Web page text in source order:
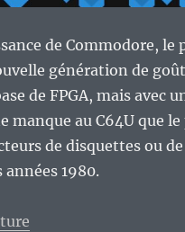
de Commodore,
génération de
de FPGA, mais avec
manque au C64U que
de disquettes ou
1980.
de « Swinsid,